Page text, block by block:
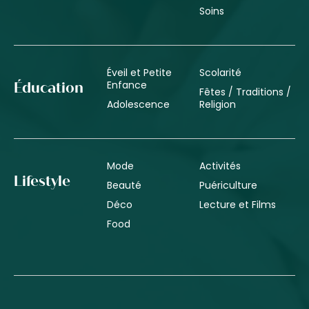
Soins
Éducation
Éveil et Petite
Enfance
Adolescence
Scolarité
Fêtes / Traditions /
Religion
Lifestyle
Mode
Beauté
Déco
Food
Activités
Puériculture
Lecture et Films